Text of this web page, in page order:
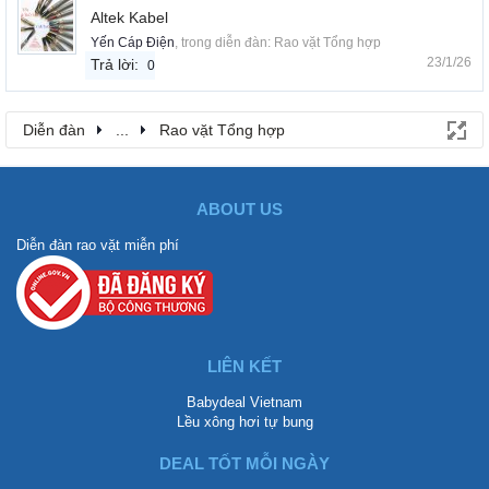
Altek Kabel
Yến Cáp Điện , trong diễn đàn: Rao vặt Tổng hợp
Trả lời: 0 23/1/26
Diễn đàn Rao vặt Tổng hợp
ABOUT US
Diễn đàn rao vặt miễn phí
LIÊN KẾT
Babydeal Vietnam
Lều xông hơi tự bung
DEAL TỐT MỖI NGÀY